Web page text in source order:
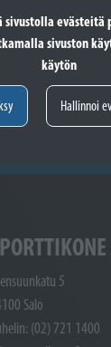
sivustolla evästeitä
sivuston
käytön
Hallinnoi
5
Salo
(02) 721 1400